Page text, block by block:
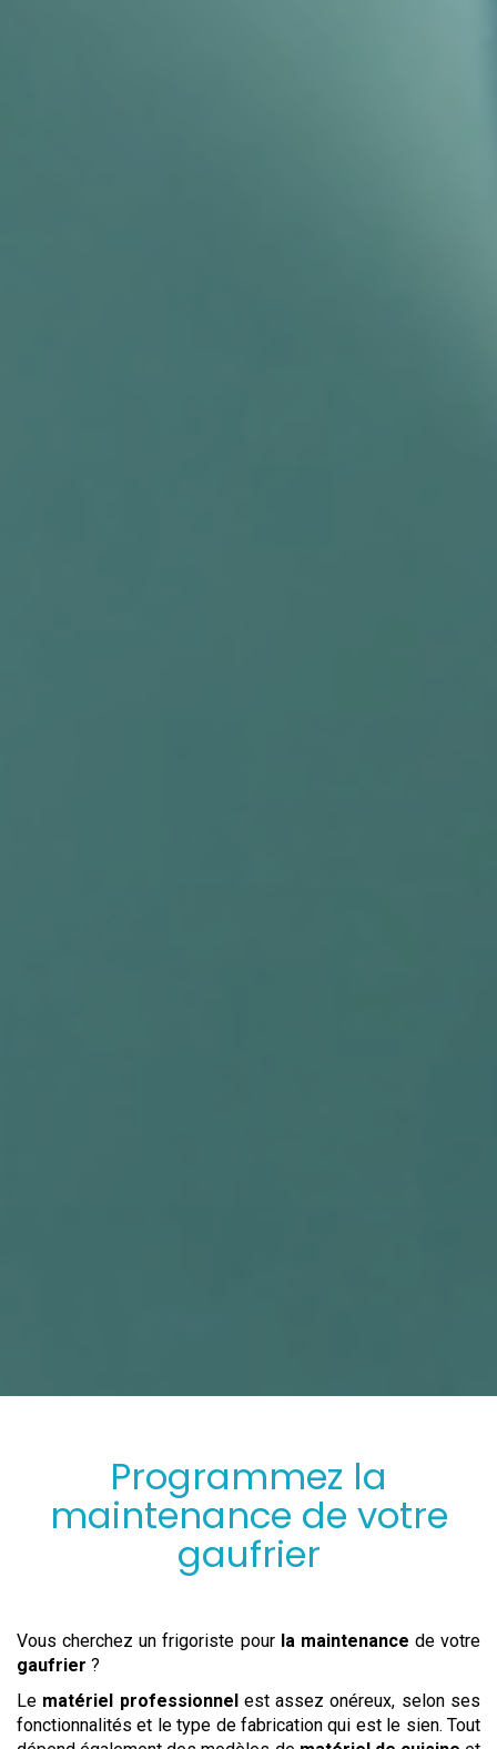
Programmez la
maintenance de votre
gaufrier
Vous cherchez un frigoriste pour la maintenance de votre
gaufrier ?
Le matériel professionnel est assez onéreux, selon ses
fonctionnalités et le type de fabrication qui est le sien. Tout